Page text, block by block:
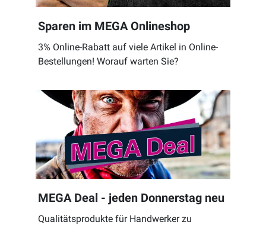
Sparen im MEGA Onlineshop
3% Online-Rabatt auf viele Artikel in Online-
Bestellungen! Worauf warten Sie?
MEGA Deal - jeden Donnerstag neu
Qualitätsprodukte für Handwerker zu